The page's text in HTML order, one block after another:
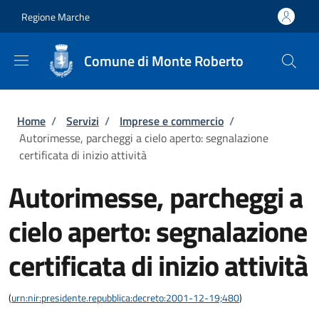
Regione Marche
Comune di Monte Roberto
Briciole di pane
Home / Servizi / Imprese e commercio /
Autorimesse, parcheggi a cielo aperto: segnalazione
certificata di inizio attività
Autorimesse, parcheggi a
cielo aperto: segnalazione
certificata di inizio attività
(urn:nir:presidente.repubblica:decreto:2001-12-19;480)